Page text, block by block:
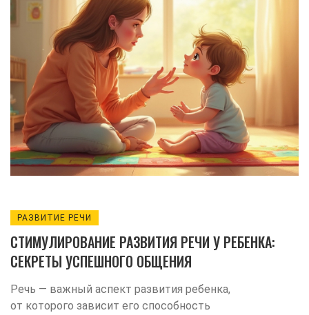
помогающие малышу быстрее начать
говорить. От игр до регулярного общения
— каждая деталь имеет значение, если
подходить к задаче с пониманием и
терпением.
РАЗВИТИЕ РЕЧИ
СТИМУЛИРОВАНИЕ РАЗВИТИЯ РЕЧИ У РЕБЕНКА:
СЕКРЕТЫ УСПЕШНОГО ОБЩЕНИЯ
Речь — важный аспект развития ребенка,
от которого зависит его способность